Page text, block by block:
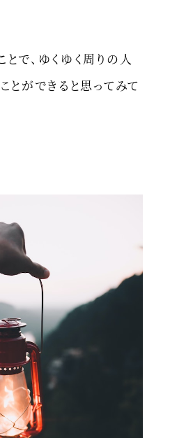
で、ゆくゆく周りの人
とができると思ってみて